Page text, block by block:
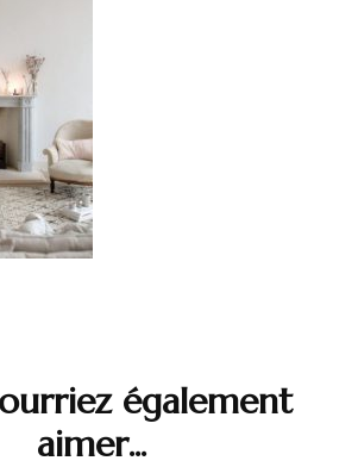
également
aimer...